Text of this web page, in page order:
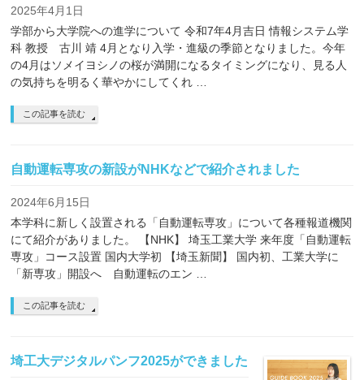
2025年4月1日
学部から大学院への進学について 令和7年4月吉日 情報システム学
科 教授 古川 靖 4月となり入学・進級の季節となりました。今年
の4月はソメイヨシノの桜が満開になるタイミングになり、見る人
の気持ちを明るく華やかにしてくれ …
この記事を読む
自動運転専攻の新設がNHKなどで紹介されました
2024年6月15日
本学科に新しく設置される「自動運転専攻」について各種報道機関
にて紹介がありました。 【NHK】 埼玉工業大学 来年度「自動運転
専攻」コース設置 国内大学初 【埼玉新聞】 国内初、工業大学に
「新専攻」開設へ 自動運転のエン …
この記事を読む
埼工大デジタルパンフ2025ができました